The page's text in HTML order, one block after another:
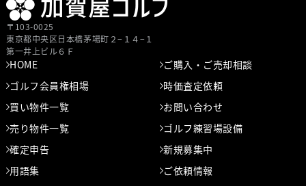
〒103-0025
東京都中央区⽇本橋茅場町２−１４−１
第⼀井上ビル６Ｆ
HOME
ご購入・ご売却相談
ゴルフ会員権相場
時価査定依頼
買い物件一覧
お問い合わせ
売り物件一覧
ゴルフ練習場設備
確定申告
新規募集中
用語集
ご依頼情報